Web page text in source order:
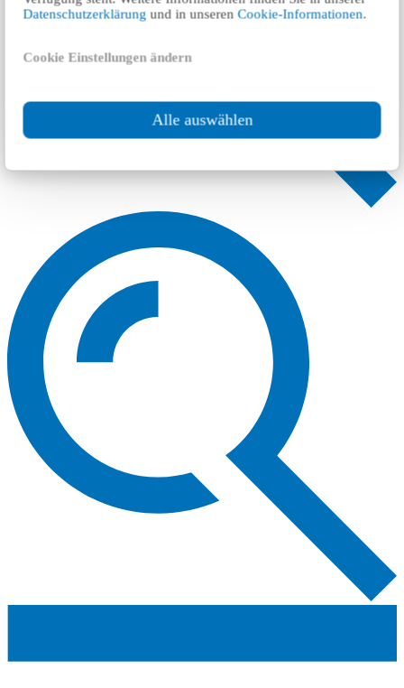
Datenschutzerklärung und in unserenCookie-Informationen.
Cookie Einstellungen ändern
Alle auswählen